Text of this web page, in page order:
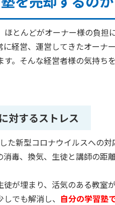
とんどがオーナー様の負担
経営、運営してきたオーナ
。そんな経営者様の気持ち
対するストレス
た新型コロナウイルスへの対
毒、換気、生徒と講師の距
が埋まり、活気のある教室
でも解消し、 自分の学習塾